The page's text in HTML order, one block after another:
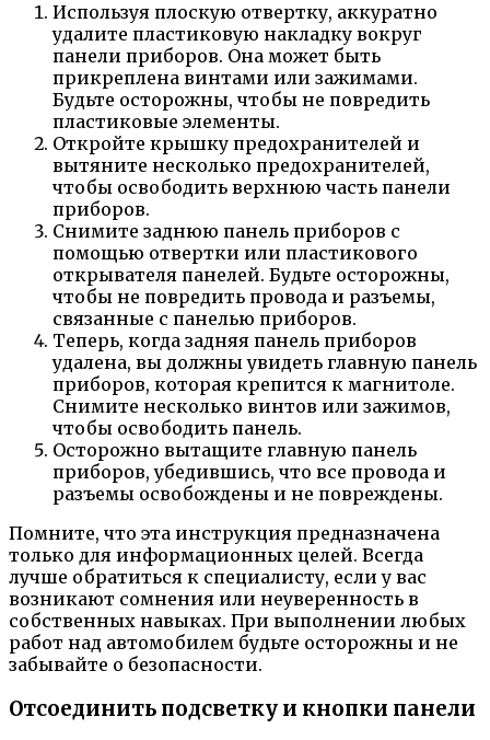
Используя плоскую отвертку, аккуратно
удалите пластиковую накладку вокруг
панели приборов. Она может быть
прикреплена винтами или зажимами.
Будьте осторожны, чтобы не повредить
пластиковые элементы.
Откройте крышку предохранителей и
вытяните несколько предохранителей,
чтобы освободить верхнюю часть панели
приборов.
Снимите заднюю панель приборов с
помощью отвертки или пластикового
открывателя панелей. Будьте осторожны,
чтобы не повредить провода и разъемы,
связанные с панелью приборов.
Теперь, когда задняя панель приборов
удалена, вы должны увидеть главную панель
приборов, которая крепится к магнитоле.
Снимите несколько винтов или зажимов,
чтобы освободить панель.
Осторожно вытащите главную панель
приборов, убедившись, что все провода и
разъемы освобождены и не повреждены.
Помните, что эта инструкция предназначена
только для информационных целей. Всегда
лучше обратиться к специалисту, если у вас
возникают сомнения или неуверенность в
собственных навыках. При выполнении любых
работ над автомобилем будьте осторожны и не
забывайте о безопасности.
Отсоединить подсветку и кнопки панели